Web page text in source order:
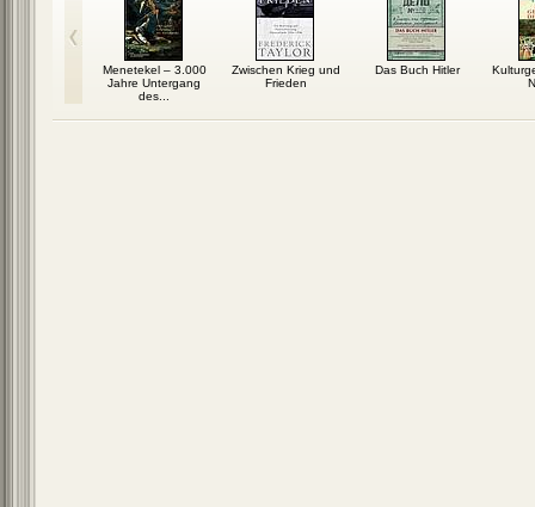
Menetekel – 3.000
Jahre Untergang
des...
Zwischen Krieg und
Frieden
Das Buch Hitler